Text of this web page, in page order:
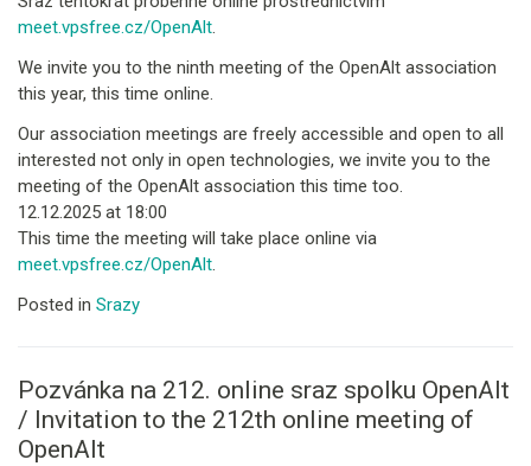
meet.vpsfree.cz/OpenAlt.
We invite you to the ninth meeting of the OpenAlt association
this year, this time online.
Our association meetings are freely accessible and open to all
interested not only in open technologies, we invite you to the
meeting of the OpenAlt association this time too.
12.12.2025 at 18:00
This time the meeting will take place online via
meet.vpsfree.cz/OpenAlt.
Posted in Srazy
Pozvánka na 212. online sraz spolku OpenAlt
/ Invitation to the 212th online meeting of
OpenAlt